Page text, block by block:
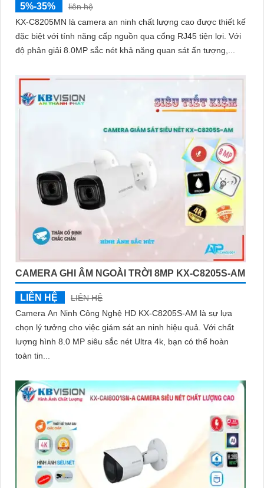
5%-35%
liên hệ
KX-C8205MN là camera an ninh chất lượng cao được thiết kế
đặc biệt với tính năng cấp nguồn qua cổng RJ45 tiện lợi. Với
độ phân giải 8.0MP sắc nét khả năng quan sát ấn tượng,...
CAMERA GHI ÂM NGOÀI TRỜI 8MP KX-C8205S-AM
LIÊN HỆ
LIÊN HỆ
Camera An Ninh Công Nghệ HD KX-C8205S-AM là sự lựa
chọn lý tưởng cho việc giám sát an ninh hiệu quả. Với chất
lượng hình 8.0 MP siêu sắc nét Ultra 4k, bạn có thể hoàn
toàn tin...